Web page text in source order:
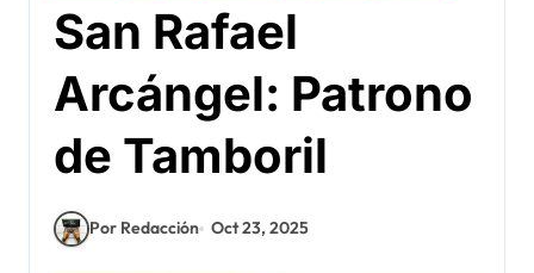
San Rafael
Arcángel: Patrono
de Tamboril
Por Redacción Oct 23, 2025